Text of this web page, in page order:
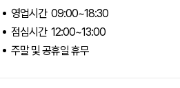
영업시간 09:00~18:30
점심시간 12:00~13:00
주말 및 공휴일 휴무